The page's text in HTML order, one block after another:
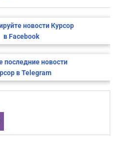
новости Курсор
в Facebook
последние новости
в Telegram